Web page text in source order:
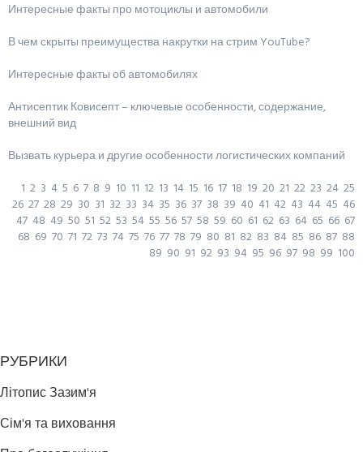
Интересные факты про мотоциклы и автомобили
В чем скрыты преимущества накрутки на стрим YouTube?
Интересные факты об автомобилях
Антисептик Ковисепт – ключевые особенности, содержание,
внешний вид
Вызвать курьера и другие особенности логистических компаний
1 2 3 4 5 6 7 8 9 10 11 12 13 14 15 16 17 18 19 20 21 22 23 24 25
26 27 28 29 30 31 32 33 34 35 36 37 38 39 40 41 42 43 44 45 46
47 48 49 50 51 52 53 54 55 56 57 58 59 60 61 62 63 64 65 66 67
68 69 70 71 72 73 74 75 76 77 78 79 80 81 82 83 84 85 86 87 88
89 90 91 92 93 94 95 96 97 98 99 100
РУБРИКИ
Літопис Зазим'я
Сім'я та виховання